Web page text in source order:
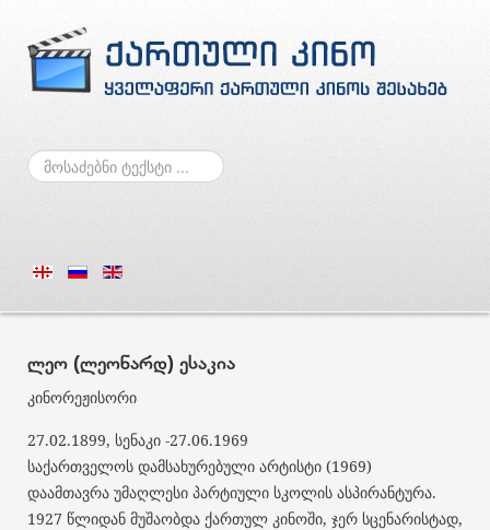
ძებნა
ლეო (ლეონარდ) ესაკია
კინორეჟისორი
27.02.1899, სენაკი -27.06.1969
საქართველოს დამსახურებული არტისტი (1969)
დაამთავრა უმაღლესი პარტიული სკოლის ასპირანტურა.
1927 წლიდან მუშაობდა ქართულ კინოში, ჯერ სცენარისტად,